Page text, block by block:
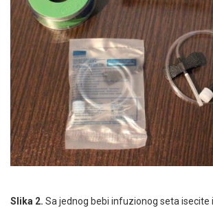
Slika 2. Sa jednog bebi infuzionog seta isecite